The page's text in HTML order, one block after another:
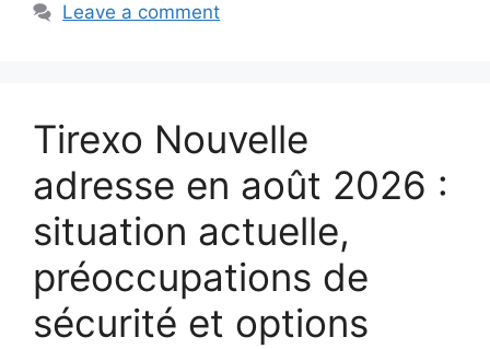
Leave a comment
Tirexo Nouvelle
adresse en août 2026 :
situation actuelle,
préoccupations de
sécurité et options